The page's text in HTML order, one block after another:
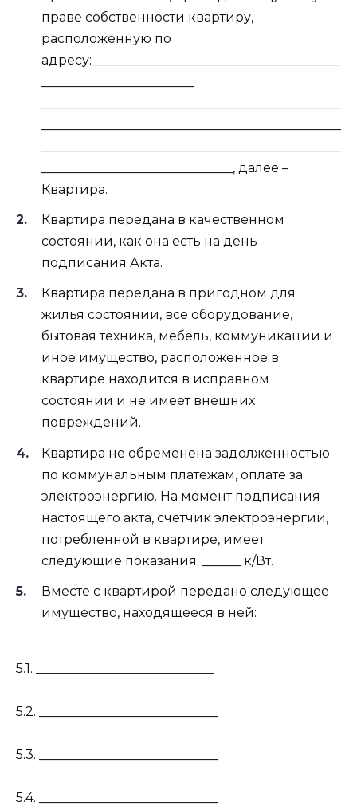
праве собственности квартиру,
расположенную по
адресу:_______________________________________
______________________________, далее –
Квартира.
Квартира передана в качественном
состоянии, как она есть на день
подписания Акта.
Квартира передана в пригодном для
жилья состоянии, все оборудование,
бытовая техника, мебель, коммуникации и
иное имущество, расположенное в
квартире находится в исправном
состоянии и не имеет внешних
повреждений.
Квартира не обременена задолженностью
по коммунальным платежам, оплате за
электроэнергию. На момент подписания
настоящего акта, счетчик электроэнергии,
потребленной в квартире, имеет
следующие показания: ______ к/Вт.
Вместе с квартирой передано следующее
имущество, находящееся в ней:
5.1. ____________________________
5.2. ____________________________
5.3. ____________________________
5.4. ____________________________